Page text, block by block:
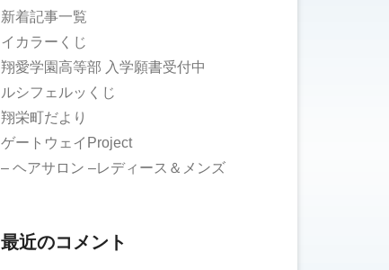
新着記事一覧
イカラーくじ
翔愛学園高等部 入学願書受付中
ルシフェルッくじ
翔栄町だより
ゲートウェイProject
– ヘアサロン –レディース＆メンズ
最近のコメント